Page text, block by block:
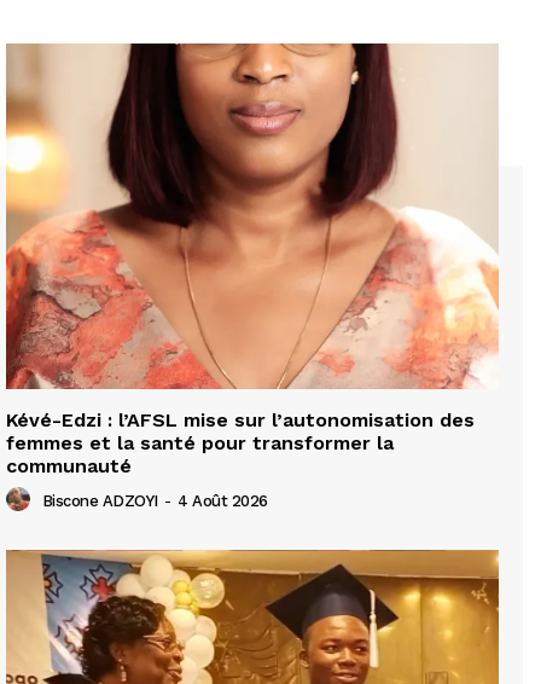
Kévé-Edzi : l’AFSL mise sur l’autonomisation des
femmes et la santé pour transformer la
communauté
Biscone ADZOYI - 4 Août 2026